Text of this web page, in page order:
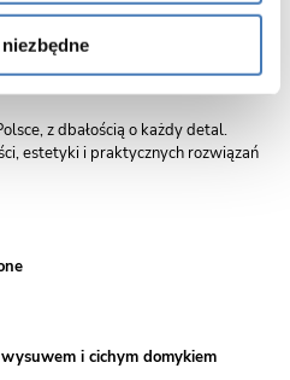
zapewnia wygodę użytkowania.
z dbałością o każdy detal.
estetyki i praktycznych rozwiązań
i cichym domykiem